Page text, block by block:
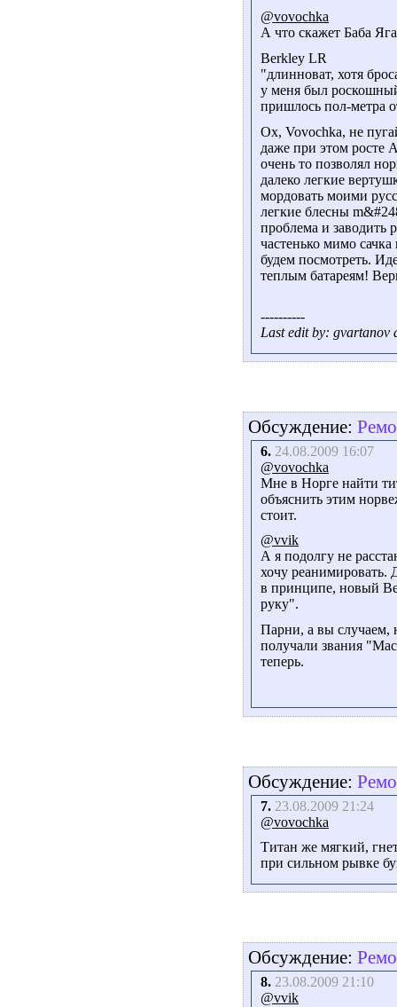
@vovochka
А что скажет Баба
Berkley LR
"длинноват, хотя
у меня был
пришлось пол-метра
Ох, Vovochka, не
даже при этом росте
очень то позволял
далеко легкие
мордовать моими
легкие блесны
проблема и заводить
частенько мимо
будем посмотреть.
теплым батареям!
----------
Last edit by: gvartanov
Обсуждение:
6. 24.08.2009 16:07
@vovochka
Мне в Норге найти
объяснить этим
стоит.
@vvik
А я подолгу не
хочу реанимировать.
в принципе, новый
руку".
Парни, а вы
получали звания
теперь.
Обсуждение:
7. 23.08.2009 21:24
@vovochka
Титан же мягкий,
при сильном рывке
Обсуждение:
8. 23.08.2009 21:10
@vvik